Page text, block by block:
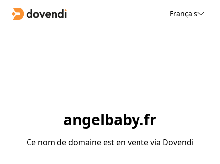
Français
angelbaby.fr
Ce nom de domaine est en vente via Dovendi